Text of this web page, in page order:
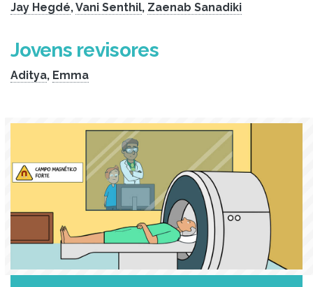
Jay Hegdé,Vani Senthil, Zaenab Sanadiki
Jovens revisores
Aditya, Emma